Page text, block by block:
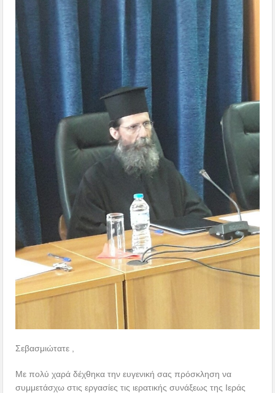
Σεβασμιώτατε ,
Με πολύ χαρά δέχθηκα την ευγενική σας πρόσκληση να
συμμετάσχω στις εργασίες τις ιερατικής συνάξεως της Ιεράς